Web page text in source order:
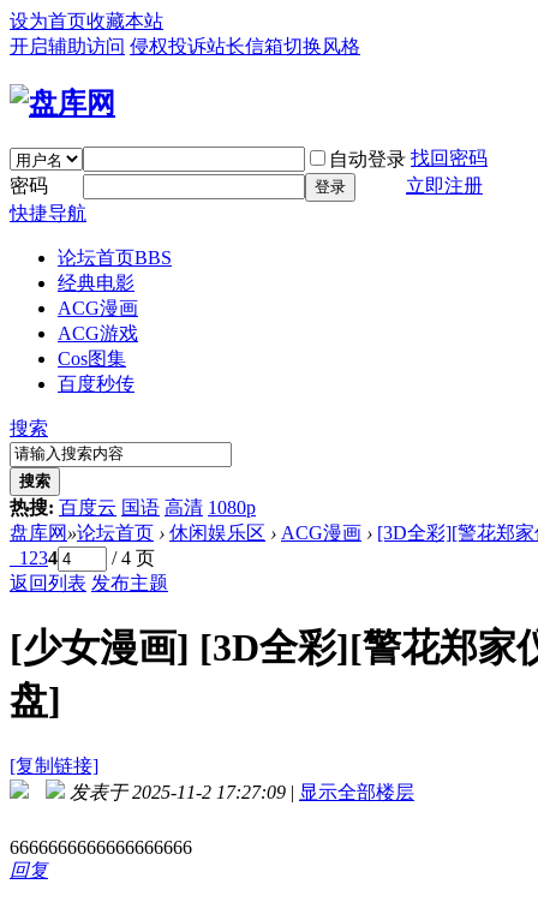
设为首页收藏本站
开启辅助访问 侵权投诉站长信箱切换风格
自动登录 找回密码
密码
登录
立即注册
快捷导航
论坛首页BBS
经典电影
ACG漫画
ACG游戏
Cos图集
百度秒传
搜索
搜索
热搜: 百度云 国语 高清 1080p
盘库网 »论坛首页 › 休闲娱乐区 › ACG漫画 › [3D全彩][警花郑家
1 234
/ 4 页
返回列表 发布主题
[少女漫画] [3D全彩][警花郑家
盘]
[复制链接]
发表于 2025-11-2 17:27:09 | 显示全部楼层
6666666666666666666
回复